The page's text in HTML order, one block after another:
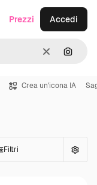
CancellaCerca
Prezzi Accedi
Crea un'icona IA
Filtri